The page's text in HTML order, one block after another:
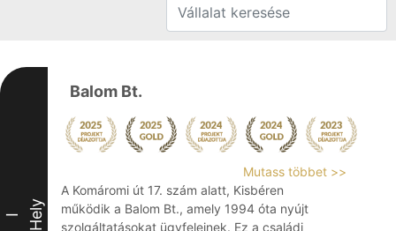
I Hely
Balom Bt.
Mutass többet >>
A Komáromi út 17. szám alatt, Kisbéren
működik a Balom Bt., amely 1994 óta nyújt
szolgáltatásokat ügyfeleinek. Ez a családi